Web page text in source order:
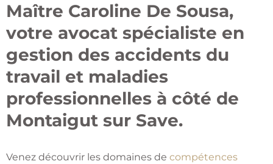
Maître Caroline De Sousa,
votre avocat spécialiste en
gestion des accidents du
travail et maladies
professionnelles à côté de
Montaigut sur Save.
Venez découvrir les domaines de compétences